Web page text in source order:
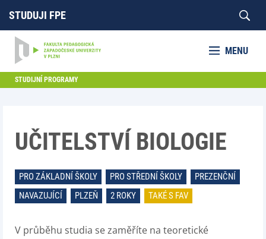
STUDUJI FPE
MENU
STUDIJNÍ PROGRAMY
UČITELSTVÍ BIOLOGIE
PRO ZÁKLADNÍ ŠKOLY PRO STŘEDNÍ ŠKOLY
PREZENČNÍ
NAVAZUJÍCÍ
PLZEŇ 2 ROKY TAKÉ S FAV
V průběhu studia se zaměříte na teoretické